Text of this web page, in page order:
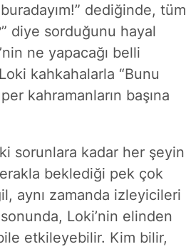
dediğinde, tüm
diye sorduğunu hayal
ne yapacağı belli
kahkahalarla “Bunu
kahramanların başına
sorunlara kadar her şeyin
beklediği pek çok
aynı zamanda izleyicileri
Loki’nin elinden
etkileyebilir. Kim bilir,